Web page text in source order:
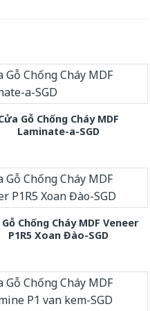
Gỗ Chống Cháy MDF
Laminate-a-SGD
Chống Cháy MDF Veneer
P1R5 Xoan Đào-SGD